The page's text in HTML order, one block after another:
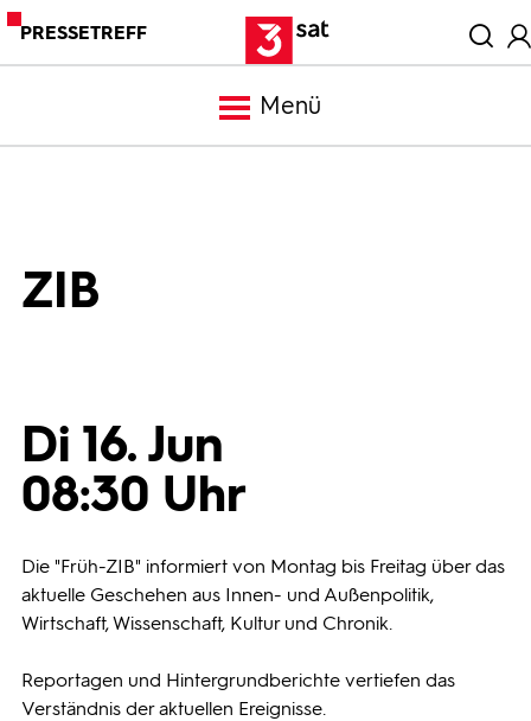
PRESSETREFF
Menü
Bilder
Programmwochen
ZIB
Di 16. Jun
08:30 Uhr
Die "Früh-ZIB" informiert von Montag bis Freitag über das
aktuelle Geschehen aus Innen- und Außenpolitik,
Wirtschaft, Wissenschaft, Kultur und Chronik.
Reportagen und Hintergrundberichte vertiefen das
Verständnis der aktuellen Ereignisse.